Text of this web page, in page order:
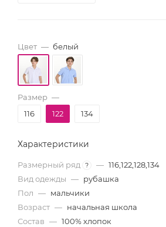
Цвет — белый
Размер —
116
122 134
Характеристики
Размерный ряд ? — 116,122,128,134
Вид одежды — рубашка
Пол — мальчики
Возраст — начальная школа
Состав — 100% хлопок